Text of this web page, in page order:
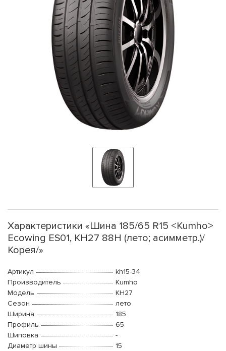
Характеристики «Шина 185/65 R15 <Kumho>
Ecowing ES01, KH27 88H (лето; асимметр.)/
Корея/»
Артикул
kh15-34
Производитель
Kumho
Модель
KH27
Сезон
лето
Ширина
185
Профиль
65
Шиповка
-
Диаметр шины
15